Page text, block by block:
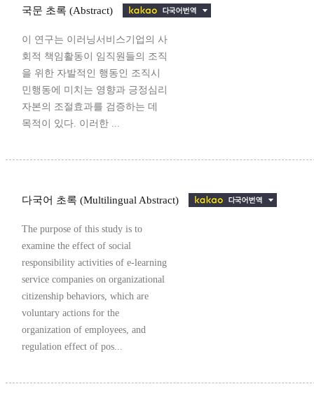
국문 초록 (Abstract)
이 연구는 이러닝서비스기업의 사
회적 책임활동이 임직원들의 조직
을 위한 자발적인 행동인 조직시
민행동에 미치는 영향과 긍정심리
자본의 조절효과를 검증하는 데
목적이 있다. 이러한 ...
다국어 초록 (Multilingual Abstract)
The purpose of this study is to
examine the effect of social
responsibility activities of e-learning
service companies on organizational
citizenship behaviors, which are
voluntary actions for the
organization of employees, and
regulation effect of pos...